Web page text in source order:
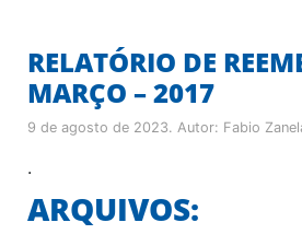
RELATÓRIO DE
MARÇO – 2017
9 de agosto de 2023. Autor: Fabio
.
ARQUIVOS: